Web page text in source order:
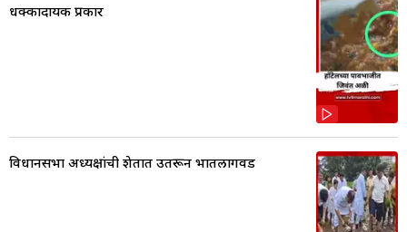
धक्कादायक प्रकार
विधानसभा अध्यक्षांची शेतात उतरून भातलागवड